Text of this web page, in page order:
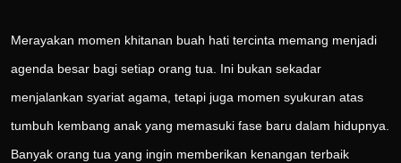
Merayakan momen khitanan buah hati tercinta memang menjadi
agenda besar bagi setiap orang tua. Ini bukan sekadar
menjalankan syariat agama, tetapi juga momen syukuran atas
tumbuh kembang anak yang memasuki fase baru dalam hidupnya.
Banyak orang tua yang ingin memberikan kenangan terbaik